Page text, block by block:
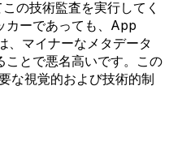
の技術監査を実行してく
カーであっても、App
マイナーなメタデータ
ことで悪名高いです。この
な視覚的および技術的制